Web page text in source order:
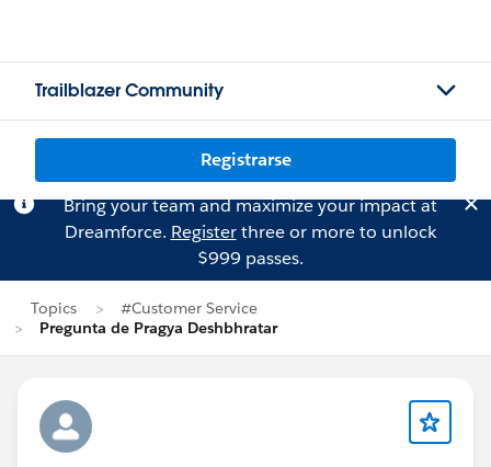
Trailblazer Community
Registrarse
Bring your team and maximize your impact at
Dreamforce. Registerthree or more to unlock
$999 passes.
Topics
#Customer Service
Pregunta de Pragya Deshbhratar